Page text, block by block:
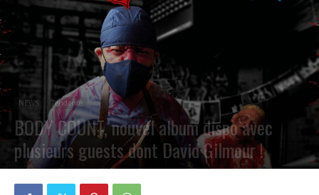
NEWS Tendance
BODY COUNT, nouvel album dispo avec
plusieurs guests dont David Gilmour !
PAR PETE CIRCLE 2 DÉCEMBRE 2024 0